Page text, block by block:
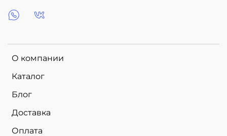
О компании
Каталог
Блог
Доставка
Оплата